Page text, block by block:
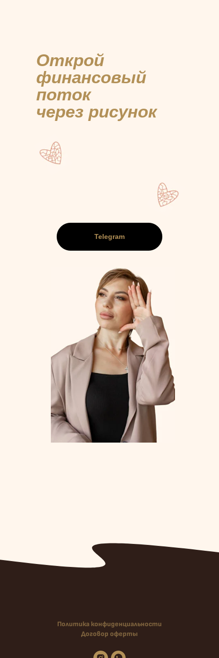
Открой
финансовый
поток
через рисунок
Telegram
Политика конфиденциальности
Договор оферты